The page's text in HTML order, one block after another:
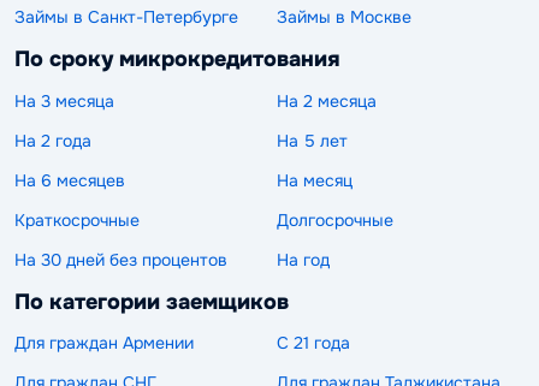
Займы в Санкт-Петербурге
Займы в Москве
По сроку микрокредитования
На 3 месяца
На 2 месяца
На 2 года
На 5 лет
На 6 месяцев
На месяц
Краткосрочные
Долгосрочные
На 30 дней без процентов
На год
По категории заемщиков
Для граждан Армении
С 21 года